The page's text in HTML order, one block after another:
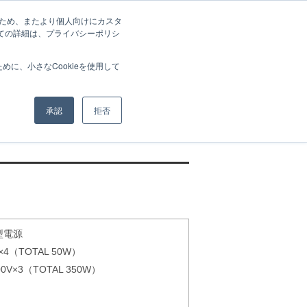
め、またより個人向けにカスタ
詳細は、プライバシーポリシ
に、小さなCookieを使用して
承認 拒否
電源
（TOTAL 50W）
（TOTAL 350W）